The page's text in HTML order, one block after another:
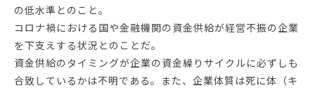
の低水準とのこと。
コロナ禍における国や金融機関の資金供給が経営不振の企業
を下支えする状況とのことだ。
資金供給のタイミングが企業の資金繰りサイクルに必ずしも
合致しているかは不明である。また、企業体質は死に体（キ